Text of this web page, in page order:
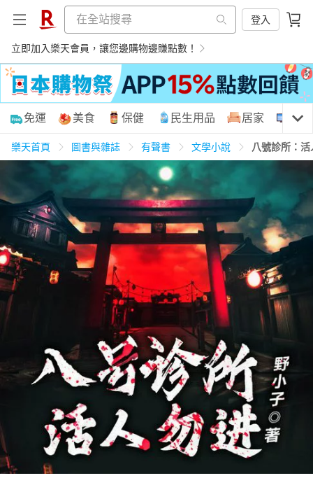
登入
立即加入樂天會員，讓您邊購物邊賺點數！
購物網分類
美食蛋糕 養生保健
居家生活 3C家電 運動休閒 親子玩具
男裝 化妝保養 情趣用品
日本購物 電子/紙本書
HOT
免運 美食 保健 民生用品 居家 3C
樂天首頁 圖書與雜誌 有聲書 文學小說 八號診所：